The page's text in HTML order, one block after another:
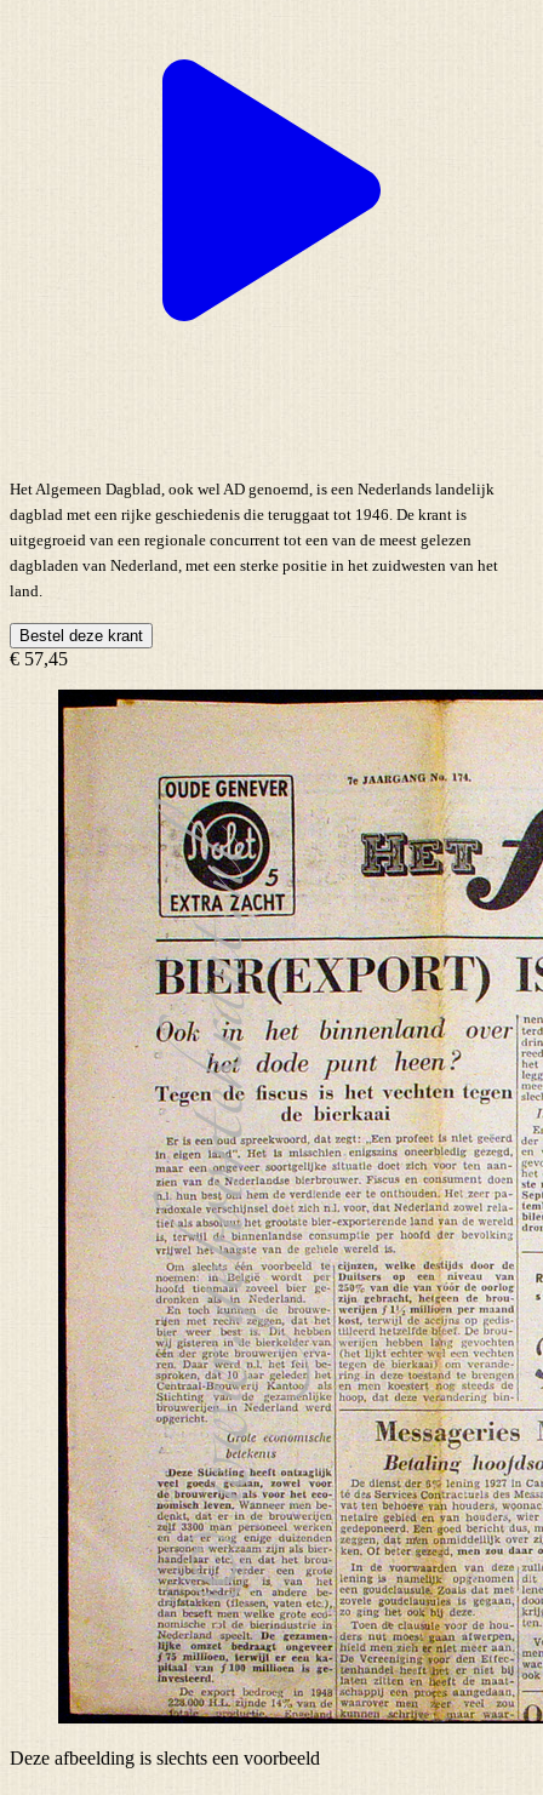
Het Algemeen Dagblad, ook wel AD genoemd, is een Nederlands landelijk
dagblad met een rijke geschiedenis die teruggaat tot 1946. De krant is
uitgegroeid van een regionale concurrent tot een van de meest gelezen
dagbladen van Nederland, met een sterke positie in het zuidwesten van het
land.
Bestel deze krant
€ 57,45
Deze afbeelding is slechts een voorbeeld